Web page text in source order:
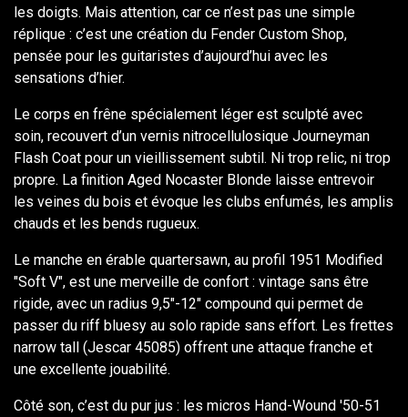
les doigts. Mais attention, car ce n’est pas une simple
réplique : c’est une création du Fender Custom Shop,
pensée pour les guitaristes d’aujourd’hui avec les
sensations d’hier.
Le corps en frêne spécialement léger est sculpté avec
soin, recouvert d’un vernis nitrocellulosique Journeyman
Flash Coat pour un vieillissement subtil. Ni trop relic, ni trop
propre. La finition Aged Nocaster Blonde laisse entrevoir
les veines du bois et évoque les clubs enfumés, les amplis
chauds et les bends rugueux.
Le manche en érable quartersawn, au profil 1951 Modified
"Soft V", est une merveille de confort : vintage sans être
rigide, avec un radius 9,5"-12" compound qui permet de
passer du riff bluesy au solo rapide sans effort. Les frettes
narrow tall (Jescar 45085) offrent une attaque franche et
une excellente jouabilité.
Côté son, c’est du pur jus : les micros Hand-Wound '50-51